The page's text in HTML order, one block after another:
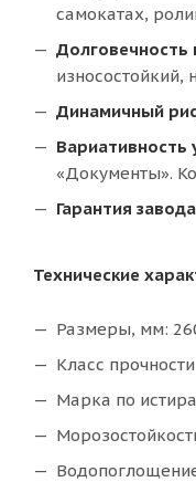
самокатах,
Долговечность
Динамичный
Вариативность
«Документы».
Гарантия
Технические
Размеры, мм:
Класс
Марка по